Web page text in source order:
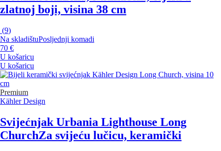
zlatnoj boji, visina 38 cm
(9)
Na skladištuPosljednji komadi
70 €
U košaricu
U košaricu
Premium
Kähler Design
Svijećnjak Urbania Lighthouse Long
ChurchZa svijeću lučicu, keramički